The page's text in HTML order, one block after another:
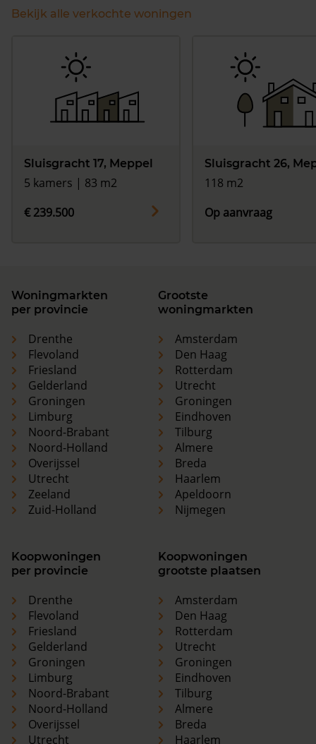
Bekijk alle verkochte woningen
Sluisgracht 17, Meppel
5 kamers | 83 m2
€ 239.500
Sluisgracht 26,
118 m2
Op aanvraag
Woningmarkten
per provincie
Drenthe
Flevoland
Friesland
Gelderland
Groningen
Limburg
Noord-Brabant
Noord-Holland
Overijssel
Utrecht
Zeeland
Zuid-Holland
Grootste
woningmarkten
Amsterdam
Den Haag
Rotterdam
Utrecht
Groningen
Eindhoven
Tilburg
Almere
Breda
Haarlem
Apeldoorn
Nijmegen
Koopwoningen
per provincie
Drenthe
Flevoland
Friesland
Gelderland
Groningen
Limburg
Noord-Brabant
Noord-Holland
Overijssel
Utrecht
Koopwoningen
grootste plaatsen
Amsterdam
Den Haag
Rotterdam
Utrecht
Groningen
Eindhoven
Tilburg
Almere
Breda
Haarlem